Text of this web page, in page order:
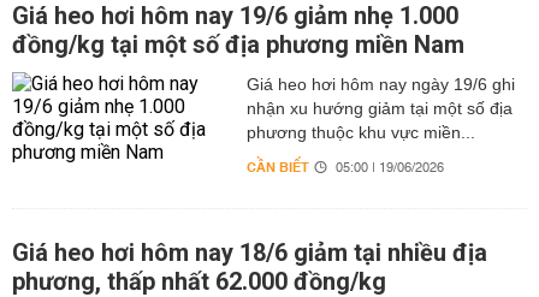
Giá heo hơi hôm nay 19/6 giảm nhẹ 1.000
đồng/kg tại một số địa phương miền Nam
Giá heo hơi hôm nay ngày 19/6 ghi
nhận xu hướng giảm tại một số địa
phương thuộc khu vực miền...
CẦN BIẾT 05:00 | 19/06/2026
Giá heo hơi hôm nay 18/6 giảm tại nhiều địa
phương, thấp nhất 62.000 đồng/kg